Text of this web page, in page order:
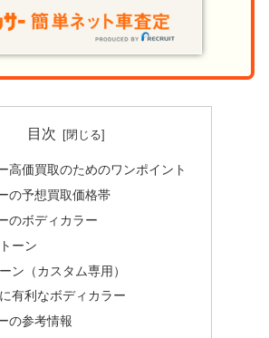
目次
高価買取のためのワンポイント
の予想買取価格帯
のボディカラー
ーン
ン（カスタム専用）
有利なボディカラー
の参考情報